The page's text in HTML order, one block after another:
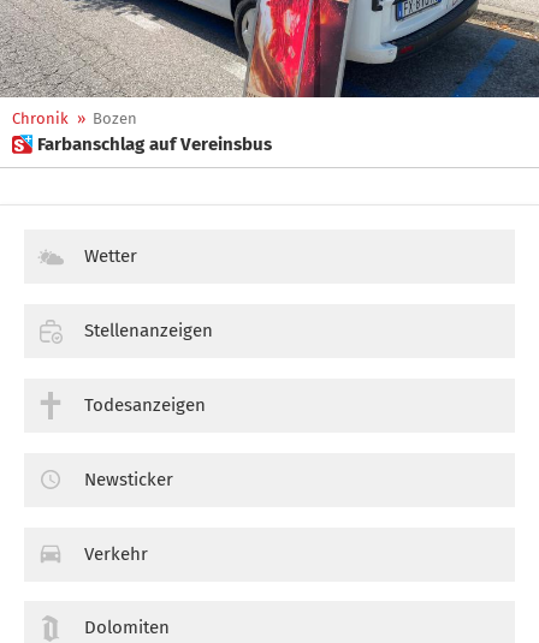
Chronik » Bozen
 Farbanschlag auf Vereinsbus
Wetter
Stellenanzeigen
Todesanzeigen
Newsticker
Verkehr
Dolomiten